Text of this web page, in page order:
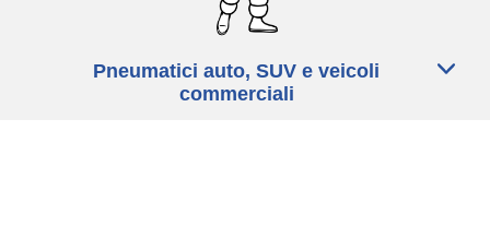
Pneumatici auto, SUV e veicoli
commerciali